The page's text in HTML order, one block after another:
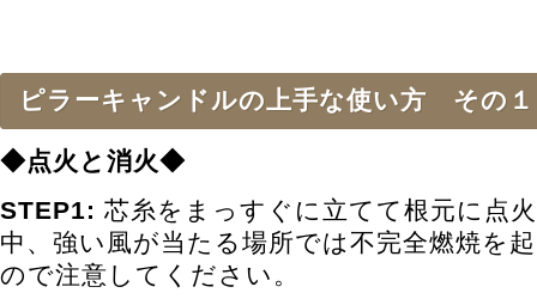
ピラーキャンドルの上手な使い方 その１
◆点火と消火◆
STEP1: 芯糸をまっすぐに立てて根元に点
中、強い風が当たる場所では不完全燃焼を
ので注意してください。